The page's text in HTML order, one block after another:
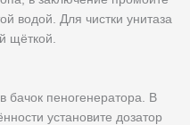
водой. Для чистки унитаза
щёткой.
бачок пеногенератора. В
установите дозатор